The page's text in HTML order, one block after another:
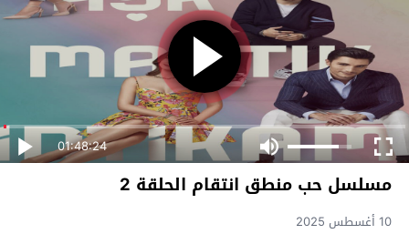
01:48:24
مسلسل حب منطق انتقام الحلقة 2
10 أغسطس 2025